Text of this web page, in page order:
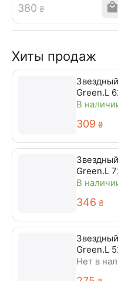
‍380‍ ₴
Хиты продаж
Green.L
В
‍309‍ ₴
Green.L
В
‍346‍ ₴
Green.L
Нет в